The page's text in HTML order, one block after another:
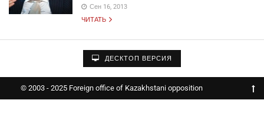
Сен 16, 2013
ЧИТАТЬ
ДЕСКТОП ВЕРСИЯ
© 2003 - 2025 Foreign office of Kazakhstani opposition